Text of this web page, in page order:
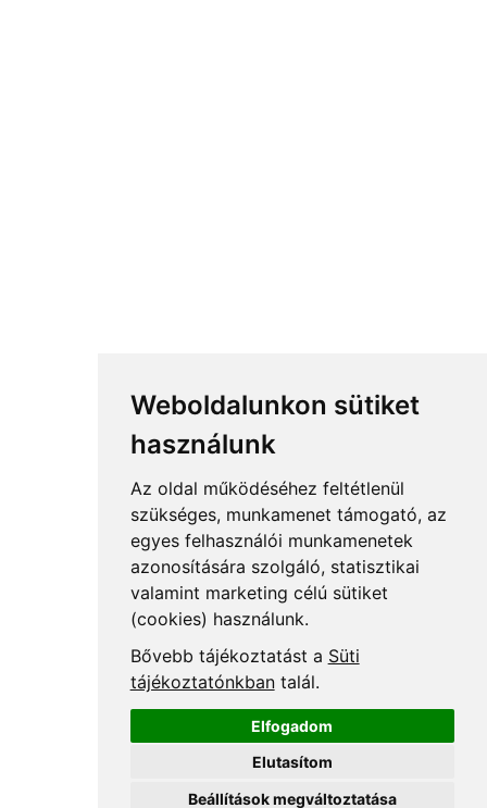
Weboldalunkon sütiket
használunk
Az oldal működéséhez feltétlenül
szükséges, munkamenet támogató, az
egyes felhasználói munkamenetek
azonosítására szolgáló, statisztikai
valamint marketing célú sütiket
(cookies) használunk.
Bővebb tájékoztatást a Süti
tájékoztatónkbantalál.
Elfogadom
Elutasítom
Beállítások megváltoztatása